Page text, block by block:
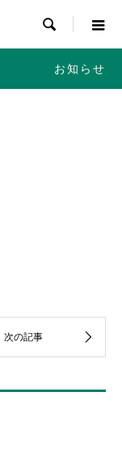

お知らせ